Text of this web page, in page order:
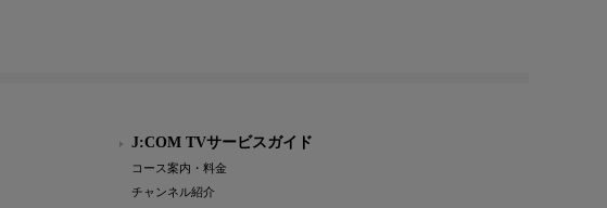
J:COM TVサービスガイド
コース案内・料金
チャンネル紹介